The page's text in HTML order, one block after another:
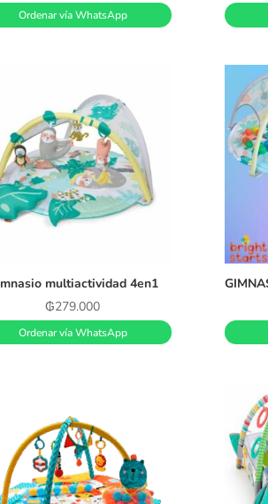
Ordenar vía WhatsApp
multiactividad 4en1
₲279.000
Ordenar vía WhatsApp